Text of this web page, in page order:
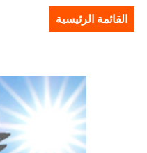
القائمة الرئيسية